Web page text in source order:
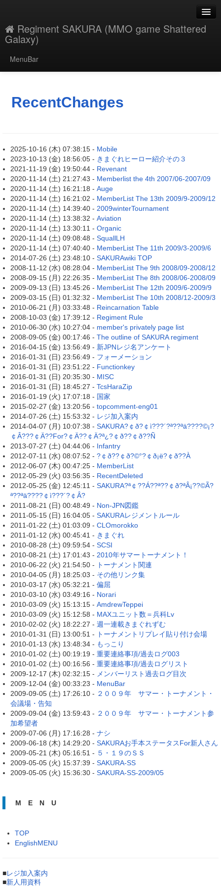
Regiment SAKURA (MMO game Shattered
Galaxy)
MenuBar
最終更新
RecentChanges
2025-10-16 (木) 07:38:15 - Mobile
2023-10-13 (金) 18:56:05 - きまぐれヒーロー紹介その３
2021-11-19 (金) 19:50:44 - Revenant
2020-11-14 (土) 21:27:43 - Memberlist the 4th 2007/06-2007/09
2020-11-14 (土) 16:21:18 - Auge
2020-11-14 (土) 16:21:02 - MemberList The 13th 2009/9-2009/12
2020-11-14 (土) 14:39:40 - 2009winterTournament
2020-11-14 (土) 13:38:32 - Aviation
2020-11-14 (土) 13:30:11 - Organic
2020-11-14 (土) 09:08:48 - SquallLH
2020-11-14 (土) 07:40:40 - MemberList The 11th 2009/3-2009/6
2014-07-26 (土) 23:48:10 - SAKURAwiki TOP
2008-11-12 (水) 08:28:04 - MemberList The 9th 2008/09-2008/12
2008-09-15 (月) 22:26:35 - MemberList The 8th 2008/06-2008/09
2009-09-13 (日) 13:45:26 - MemberList The 12th 2009/6-2009/9
2009-03-15 (日) 01:32:32 - MemberList The 10th 2008/12-2009/3
2010-06-21 (月) 03:33:48 - Reincarnation Table
2008-10-03 (金) 17:39:12 - Regiment Rule
2010-06-30 (水) 10:27:04 - member's privately page list
2008-09-05 (金) 00:17:46 - The outline of SAKURA regiment
2016-04-15 (金) 13:56:49 - 新JPNレジ名アンケート
2016-01-31 (日) 23:56:49 - フォーメーション
2016-01-31 (日) 23:51:22 - Functionkey
2016-01-31 (日) 20:35:30 - MISC
2016-01-31 (日) 18:45:27 - TcsHaraZip
2016-01-19 (火) 17:07:18 - 国家
2015-02-27 (金) 13:20:56 - topcomment-eng01
2014-07-26 (土) 15:53:32 - レジ加入案内
2014-04-07 (月) 10:07:38 - SAKURA?￠ð?￠ì???´?ª??ªä????©¡?
￠Â???￠Ä??For?￠Ä??￠Ä?ª¿?￠ð??￠ð??Ñ
2013-07-27 (土) 04:44:06 - Infantry
2012-07-11 (水) 08:07:52 - ?￠ð??￠ð?©°?￠ð¡ë?￠ð??À
2012-06-07 (木) 00:47:25 - MemberList
2012-05-29 (火) 03:56:35 - RecentDeleted
2012-05-25 (金) 12:45:11 - SAKURA?ª￠??Á??ª??￠ð?ªÂ¡??©Ã?
ª??ªä????￠ì???´?￠Â?
2011-08-21 (日) 00:48:49 - Non-JPN図鑑
2011-05-15 (日) 16:04:05 - SAKURAレジメントルール
2011-01-22 (土) 01:03:09 - CLOmorokko
2011-01-12 (水) 00:45:41 - きまぐれ
2010-08-28 (土) 09:59:54 - SCSI
2010-08-21 (土) 17:01:43 - 2010年サマートーナメント！
2010-06-22 (火) 21:54:50 -
トーナメント関連
2010-04-05 (月) 18:25:03 - その他リンク集
2010-03-17 (水) 05:32:21 - 偏屈
2010-03-10 (水) 03:49:16 - Norari
2010-03-09 (火) 15:13:15 - AmdrewTeppei
2010-03-09 (火) 15:12:58 - MAXユニット数＝兵科Lv
2010-02-02 (火) 18:22:27 - 週一連載きまぐれずむ
2010-01-31 (日) 13:00:51 -
トーナメントリプレイ貼り付け会場
2010-01-13 (水) 13:48:34 - もっこり
2010-01-02 (土) 00:19:19 - 重要連絡事項/過去ログ003
2010-01-02 (土) 00:16:56 - 重要連絡事項/過去ログリスト
2009-12-17 (木) 02:32:15 - メンバーリスト過去ログ目次
2009-12-04 (金) 00:33:23 - MenuBar
2009-09-05 (土) 17:26:10 - ２００９年 サマー・トーナメント・
会議場・告知
2009-09-04 (金) 13:59:43 - ２００９年 サマー・トーナメント参
加希望者
2009-07-06 (月) 17:16:28 - ナシ
2009-06-18 (木) 14:29:20 - SAKURAお手本ステータスFor新人さん
2009-05-21 (木) 05:16:51 - ５・１９のＳＳ
2009-05-05 (火) 15:37:39 - SAKURA-SS
2009-05-05 (火) 15:36:30 - SAKURA-SS-2009/05
M E N U
TOP
EnglishMENU
■レジ加入案内
■新人用資料